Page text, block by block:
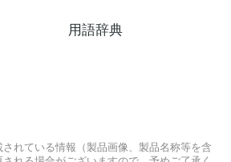
用語辞典
れている情報（製品画像、製品名称等を含